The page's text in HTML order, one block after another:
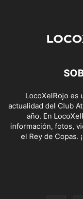
LocoXelRojo es
actualidad del Club
año. En
información, fotos,
el Rey de Copas.